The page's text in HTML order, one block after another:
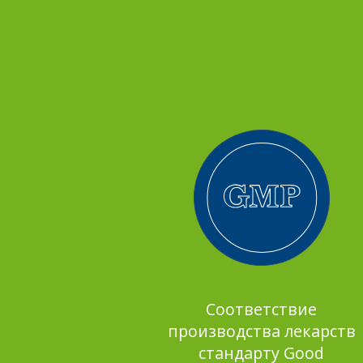
Соответствие
производства лекарств
стандарту Good